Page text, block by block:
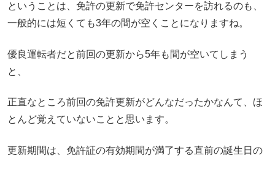
ということは、免許の更新で免許センターを訪れるのも、
一般的には短くても3年の間が空くことになりますね。
優良運転者だと前回の更新から5年も間が空いてしまう
と、
正直なところ前回の免許更新がどんなだったかなんて、ほ
とんど覚えていないことと思います。
更新期間は、免許証の有効期間が満了する直前の誕生日の